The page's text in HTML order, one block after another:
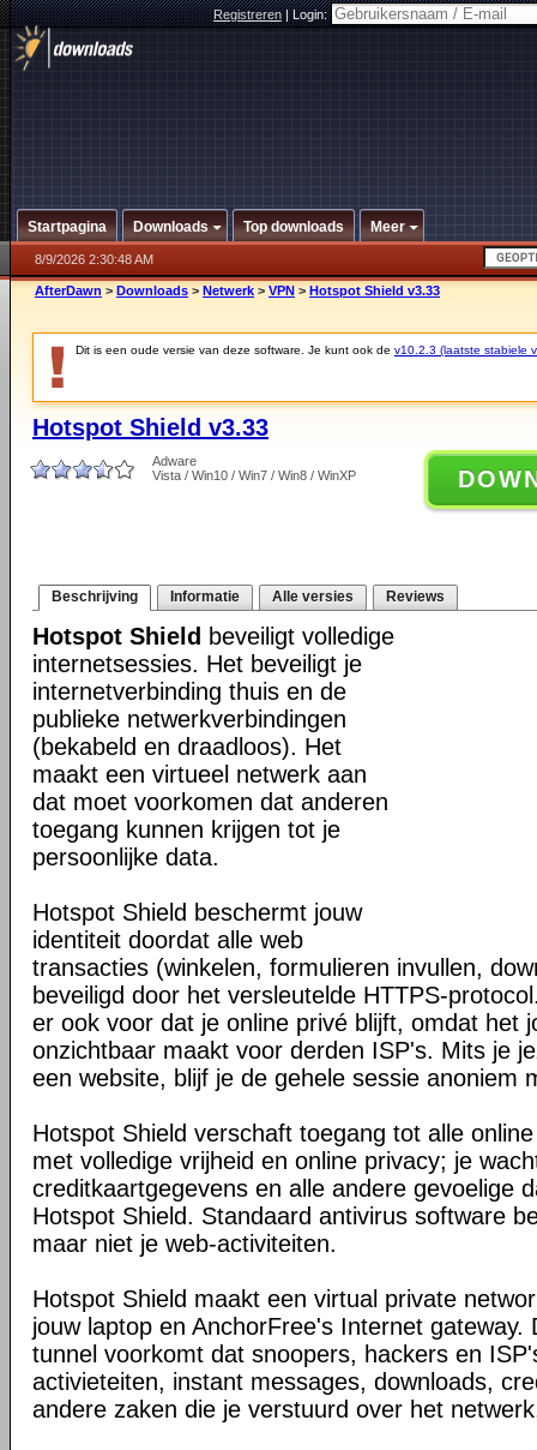
Registreren|Login:
Startpagina Downloads Top downloads Meer
8/9/2026 2:30:48 AM
AfterDawn > Downloads > Netwerk > VPN > Hotspot Shield v3.33
Dit is een oude versie van deze software. Je kunt ook de v10.2.3 (laatste stabiele
Hotspot Shield v3.33
Adware
Vista / Win10 / Win7 / Win8 / WinXP
Beschrijving Informatie Alle versies Reviews
Hotspot Shield beveiligt volledige
internetsessies. Het beveiligt je
internetverbinding thuis en de
publieke netwerkverbindingen
(bekabeld en draadloos). Het
maakt een virtueel netwerk aan
dat moet voorkomen dat anderen
toegang kunnen krijgen tot je
persoonlijke data.
Hotspot Shield beschermt jouw
identiteit doordat alle web
transacties (winkelen, formulieren invullen,
beveiligd door het versleutelde HTTPS-
er ook voor dat je online privé blijft, omdat het
onzichtbaar maakt voor derden ISP's. Mits je
een website, blijf je de gehele sessie anoniem
Hotspot Shield verschaft toegang tot alle
met volledige vrijheid en online privacy; je
creditkaartgegevens en alle andere gevoelige
Hotspot Shield. Standaard antivirus software
maar niet je web-activiteiten.
Hotspot Shield maakt een virtual private
jouw laptop en AnchorFree's Internet gateway.
tunnel voorkomt dat snoopers, hackers en
activieteiten, instant messages, downloads,
andere zaken die je verstuurd over het